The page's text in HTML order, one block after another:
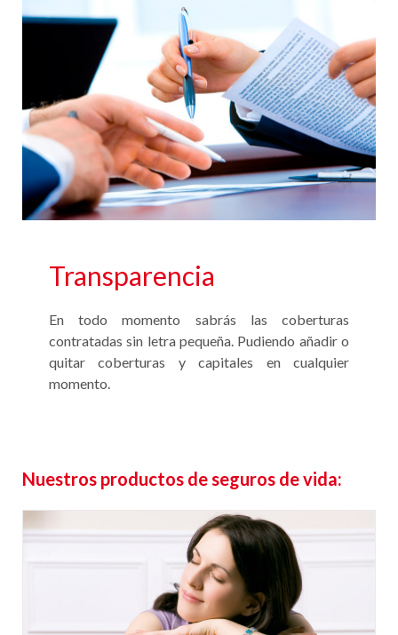
Transparencia
En todo momento sabrás las coberturas
contratadas sin letra pequeña. Pudiendo añadir o
quitar coberturas y capitales en cualquier
momento.
Nuestros productos de seguros de vida: